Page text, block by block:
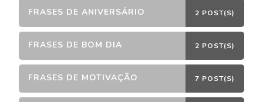
FRASES DE ANIVERSÁRIO 2 POST(S)
FRASES DE BOM DIA 2 POST(S)
FRASES DE MOTIVAÇÃO 7 POST(S)